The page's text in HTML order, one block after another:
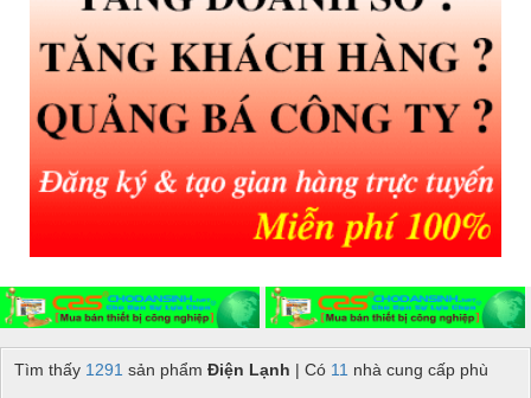
Tìm thấy 1291 sản phẩm Điện Lạnh | Có 11 nhà cung cấp phù